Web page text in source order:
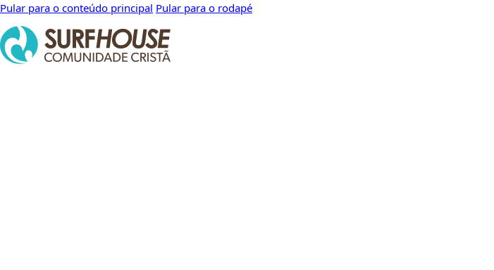
Pular para o conteúdo principal Pular para o rodapé